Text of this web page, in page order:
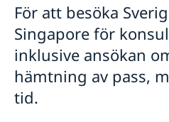
För att besöka
Singapore för
inklusive ansökan
hämtning av pass,
tid.